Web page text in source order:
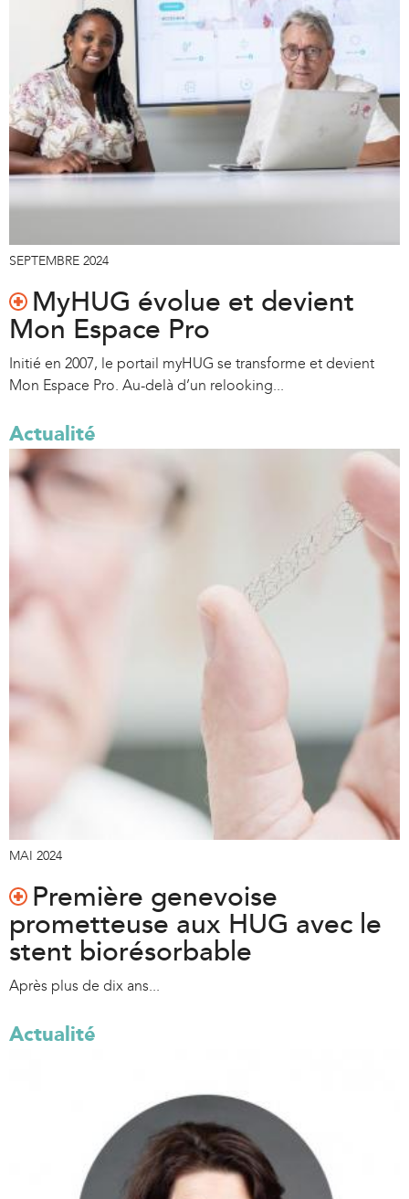
SEPTEMBRE 2024
MyHUG évolue et devient
Mon Espace Pro
Initié en 2007, le portail myHUG se transforme et devient
Mon Espace Pro. Au-delà d’un relooking...
Actualité
MAI 2024
Première genevoise
prometteuse aux HUG avec le
stent biorésorbable
Après plus de dix ans...
Actualité